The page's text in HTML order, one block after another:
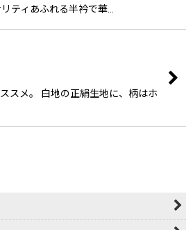
ティあふれる半衿で華…
スメ。 白地の正絹生地に、柄はホ